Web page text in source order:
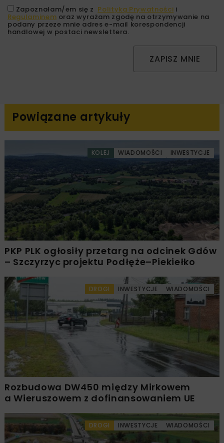
Zapoznałam/em się z Polityką Prywatności i
Regulaminem oraz wyrażam zgodę na otrzymywanie na
podany przeze mnie adres e-mail korespondencji
handlowej w postaci newslettera.
ZAPISZ MNIE
Powiązane artykuły
KOLEJ WIADOMOŚCI INWESTYCJE
PKP PLK ogłosiły przetarg na odcinek Gdów
– Szczyrzyc projektu Podłęże–Piekiełko
DROGI INWESTYCJE WIADOMOŚCI
Rozbudowa DW450 między Mirkowem
a Wieruszowem z dofinansowaniem UE
DROGI INWESTYCJE WIADOMOŚCI